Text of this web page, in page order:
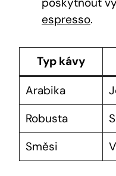
espresso.
Typ kávy
Arabika
Robusta
Směsi